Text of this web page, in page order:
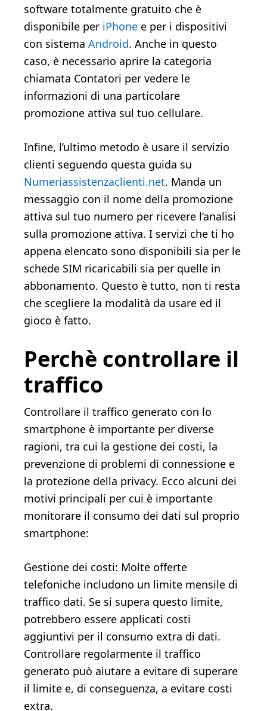
software totalmente gratuito che è
disponibile per iPhone e per i dispositivi
con sistema Android. Anche in questo
caso, è necessario aprire la categoria
chiamata Contatori per vedere le
informazioni di una particolare
promozione attiva sul tuo cellulare.
Infine, l’ultimo metodo è usare il servizio
clienti seguendo questa guida su
Numeriassistenzaclienti.net. Manda un
messaggio con il nome della promozione
attiva sul tuo numero per ricevere l’analisi
sulla promozione attiva. I servizi che ti ho
appena elencato sono disponibili sia per le
schede SIM ricaricabili sia per quelle in
abbonamento. Questo è tutto, non ti resta
che scegliere la modalità da usare ed il
gioco è fatto.
Perchè controllare il
traffico
Controllare il traffico generato con lo
smartphone è importante per diverse
ragioni, tra cui la gestione dei costi, la
prevenzione di problemi di connessione e
la protezione della privacy. Ecco alcuni dei
motivi principali per cui è importante
monitorare il consumo dei dati sul proprio
smartphone:
Gestione dei costi: Molte offerte
telefoniche includono un limite mensile di
traffico dati. Se si supera questo limite,
potrebbero essere applicati costi
aggiuntivi per il consumo extra di dati.
Controllare regolarmente il traffico
generato può aiutare a evitare di superare
il limite e, di conseguenza, a evitare costi
extra.